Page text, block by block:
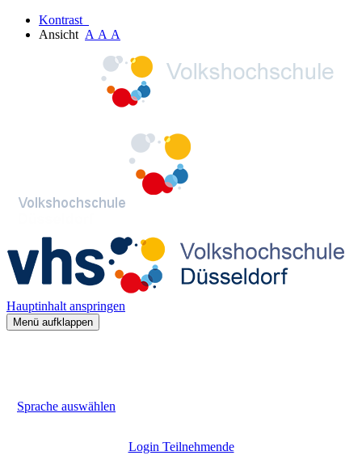
Kontrast
Ansicht A A A
Hauptinhalt anspringen
Menü aufklappen
Sprache auswählen
Login Teilnehmende